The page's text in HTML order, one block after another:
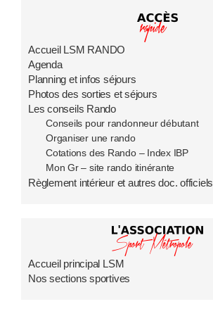
Accueil LSM RANDO
Agenda
Planning et infos séjours
Photos des sorties et séjours
Les conseils Rando
Conseils pour randonneur débutant
Organiser une rando
Cotations des Rando – Index IBP
Mon Gr – site rando itinérante
Règlement intérieur et autres doc. officiels
Accueil principal LSM
Nos sections sportives